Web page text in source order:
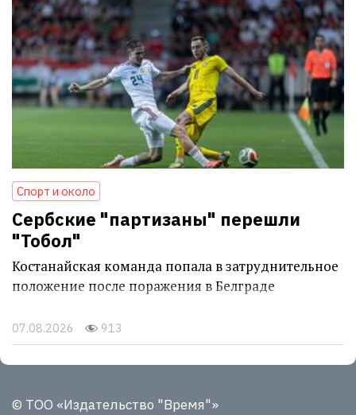
Спорт и около
Сербские "партизаны" перешли
"Тобол"
Костанайская команда попала в затруднительное
положение после поражения в Белграде
07.08.2026 913
© ТОО «Издательство "Время"»